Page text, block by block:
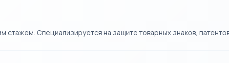
стажем. Специализируется на защите товарных знаков,